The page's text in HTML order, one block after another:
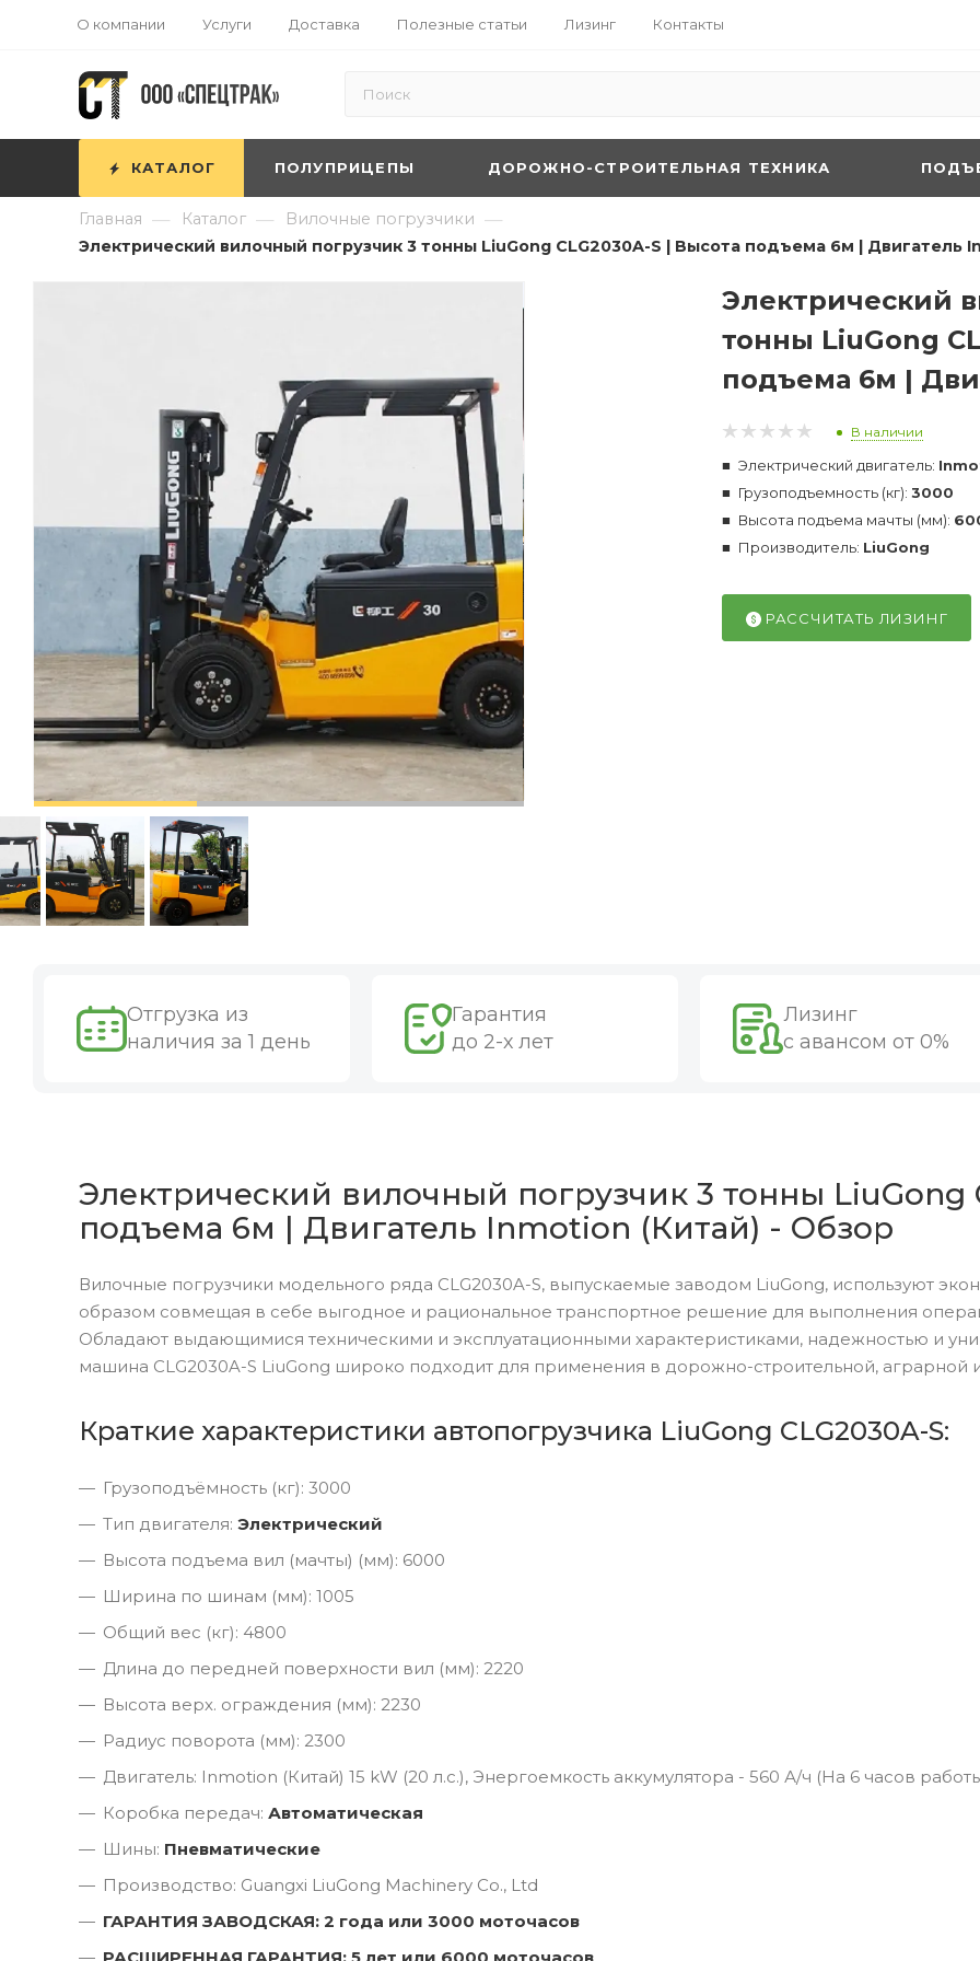
О компании Услуги Доставка Полезные статьи Лизинг Контакты
КАТАЛОГ ПОЛУПРИЦЕПЫ ДОРОЖНО-СТРОИТЕЛЬНАЯ ТЕХНИКА
Главная — Каталог — Вилочные погрузчики —
Электрический вилочный погрузчик 3 тонны LiuGong CLG2030A-S | Высота подъема 6м | Двигатель
Электрический
тонны LiuGong
подъема 6м |
В наличии
Электрический двигатель:
Грузоподъемность (кг): 3000
Высота подъема мачты (мм):
Производитель: LiuGong
РАССЧИТАТЬ ЛИЗИНГ
Отгрузка из
наличия за 1 день
Гарантия
до 2-х лет
Лизинг
с авансом от 0%
Электрический вилочный погрузчик 3 тонны LiuGong
подъема 6м | Двигатель Inmotion (Китай) - Обзор
Вилочные погрузчики модельного ряда CLG2030A-S, выпускаемые заводом LiuGong, используют
образом совмещая в себе выгодное и рациональное транспортное решение для выполнения
Обладают выдающимися техническими и эксплуатационными характеристиками, надежностью и
машина CLG2030A-S LiuGong широко подходит для применения в дорожно-строительной, аграрной
Краткие характеристики автопогрузчика LiuGong CLG2030A-S:
Грузоподъёмность (кг): 3000
Тип двигателя: Электрический
Высота подъема вил (мачты) (мм): 6000
Ширина по шинам (мм): 1005
Общий вес (кг): 4800
Длина до передней поверхности вил (мм): 2220
Высота верх. ограждения (мм): 2230
Радиус поворота (мм): 2300
Двигатель: Inmotion (Китай) 15 kW (20 л.с.), Энергоемкость аккумулятора - 560 А/ч (На 6 часов
Коробка передач: Автоматическая
Шины: Пневматические
Производство: Guangxi LiuGong Machinery Co., Ltd
ГАРАНТИЯ ЗАВОДСКАЯ: 2 года или 3000 моточасов